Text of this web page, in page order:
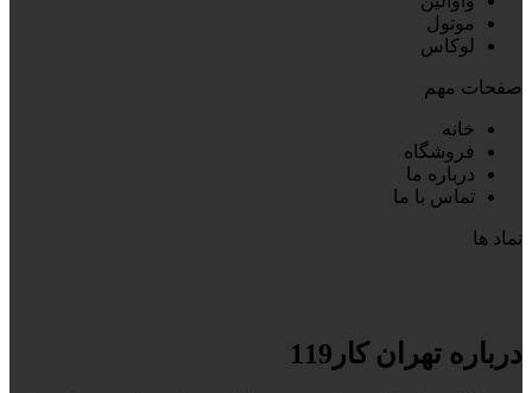
موتول
لوکاس
صفحات مهم
خانه
فروشگاه
درباره ما
تماس با ما
نماد ها
درباره تهران کار119